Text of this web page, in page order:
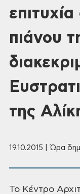
πιάνου
της
19.10.2015 | Ώρα
Το Κέντρο